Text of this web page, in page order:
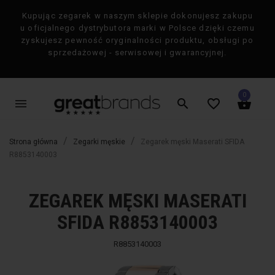
Kupując zegarek w naszym sklepie dokonujesz zakupu
u oficjalnego dystrybutora marki w Polsce dzięki czemu
zyskujesz pewność oryginalności produktu, obsługi po
sprzedażowej - serwisowej i gwarancyjnej.
menu shopping_basket
0
favorite_border
search
×
Strona główna Zegarki męskie
Zegarek męski Maserati SFIDA
R8853140003
ZEGAREK MĘSKI MASERATI
SFIDA R8853140003
R8853140003
-50% favorite_border -50%